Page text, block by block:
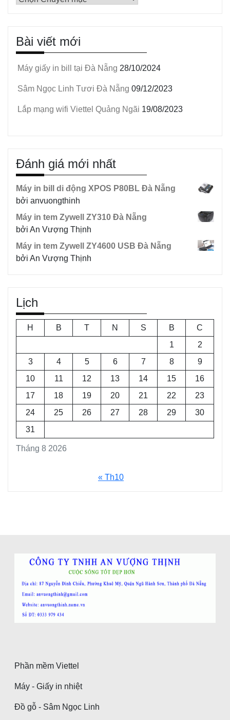
Bài viết mới
Máy giấy in bill tại Đà Nẵng 28/10/2024
Sâm Ngọc Linh Tươi Đà Nẵng 09/12/2023
Lắp mạng wifi Viettel Quảng Ngãi 19/08/2023
Đánh giá mới nhất
Máy in bill di động XPOS P80BL Đà Nẵng
bởi anvuongthinh
Máy in tem Zywell ZY310 Đà Nẵng
bởi An Vượng Thịnh
Máy in tem Zywell ZY4600 USB Đà Nẵng
bởi An Vượng Thịnh
Lịch
Tháng 8 2026
H B T N S B
C
1
2
3
4 5 6 7 8
9
10
11 12 13 14 15
16
17
18 19 20 21 22
23
24
25 26 27 28 29
30
31
« Th10
Phần mềm Viettel
Máy - Giấy in nhiệt
Đồ gỗ - Sâm Ngọc Linh